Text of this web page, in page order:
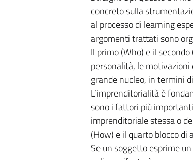
concreto sulla
al processo di learning
argomenti trattati sono
Il primo (Who) e il
personalità, le
grande nucleo, in termini
L’imprenditorialità è
sono i fattori più
imprenditoriale stessa o
(How) e il quarto blocco di
Se un soggetto esprime